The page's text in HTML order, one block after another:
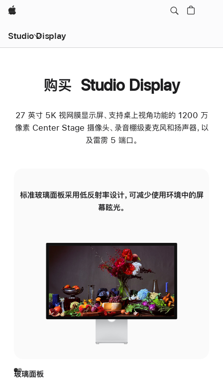
Apple
Studio Display
购买 Studio Display
27 英寸 5K 视网膜显示屏、支持桌上视角功能的 1200 万
像素 Center Stage 摄像头、录音棚级麦克风和扬声器，以
及雷雳 5 端口。
标准玻璃面板采用低反射率设计，可减少使用环境中的屏
幕眩光。
玻璃面板